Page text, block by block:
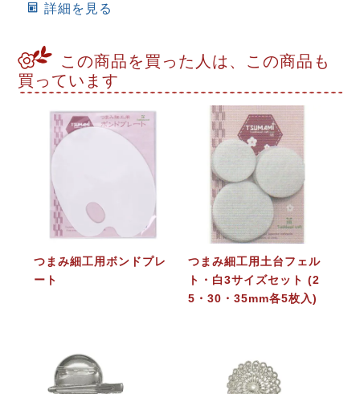
詳細を見る
この商品を買った人は、この商品も
買っています
つまみ細工用ボンドプレ
ート
つまみ細工用土台フェル
ト・白3サイズセット (2
5・30・35mm各5枚入)